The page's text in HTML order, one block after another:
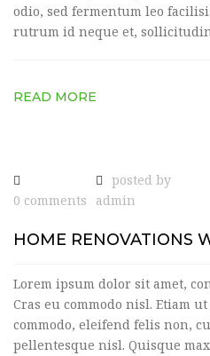
odio, sed fermentum leo
rutrum id neque et,
READ MORE
0 comments
posted by
admin
HOME RENOVATIONS
Lorem ipsum dolor sit amet,
Cras eu commodo nisl. Etiam
commodo, eleifend felis non,
pellentesque nisl. Quisque